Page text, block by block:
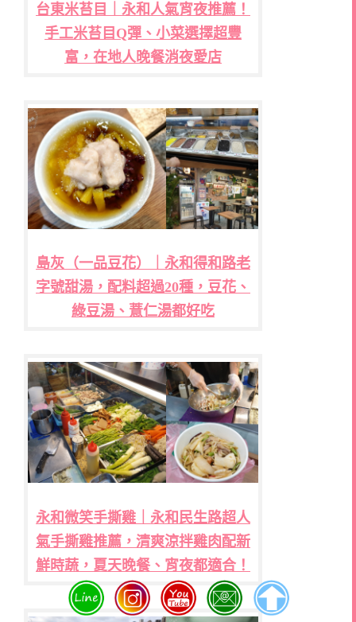
台東米苔目｜永和人氣宵夜推薦！
手工米苔目Q彈、小菜選擇超豐
富，在地人晚餐消夜愛店
島灰（一品豆花）｜永和得和路老
字號甜湯，配料超過20種，豆花、
綠豆湯、薏仁湯都好吃
永和微笑手撕雞｜永和民生路超人
氣手撕雞推薦，清爽涼拌雞肉配新
鮮時蔬，夏天晚餐、宵夜都適合！